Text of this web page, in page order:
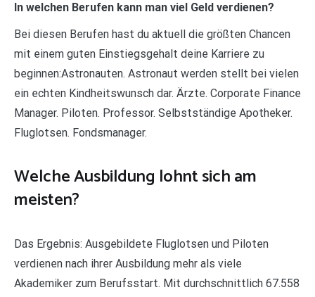
In welchen Berufen kann man viel Geld verdienen?
Bei diesen Berufen hast du aktuell die größten Chancen
mit einem guten Einstiegsgehalt deine Karriere zu
beginnen:Astronauten. Astronaut werden stellt bei vielen
ein echten Kindheitswunsch dar. Ärzte. Corporate Finance
Manager. Piloten. Professor. Selbstständige Apotheker.
Fluglotsen. Fondsmanager.
Welche Ausbildung lohnt sich am
meisten?
Das Ergebnis: Ausgebildete Fluglotsen und Piloten
verdienen nach ihrer Ausbildung mehr als viele
Akademiker zum Berufsstart. Mit durchschnittlich 67.558